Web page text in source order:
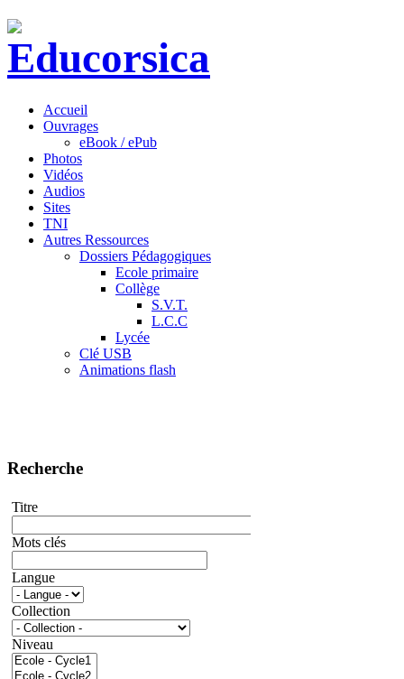
Accueil
Ouvrages
eBook / ePub
Photos
Vidéos
Audios
Sites
TNI
Autres Ressources
Dossiers Pédagogiques
Ecole primaire
Collège
S.V.T.
L.C.C
Lycée
Clé USB
Animations flash
Recherche
Titre
Mots clés
Langue
Collection
Niveau